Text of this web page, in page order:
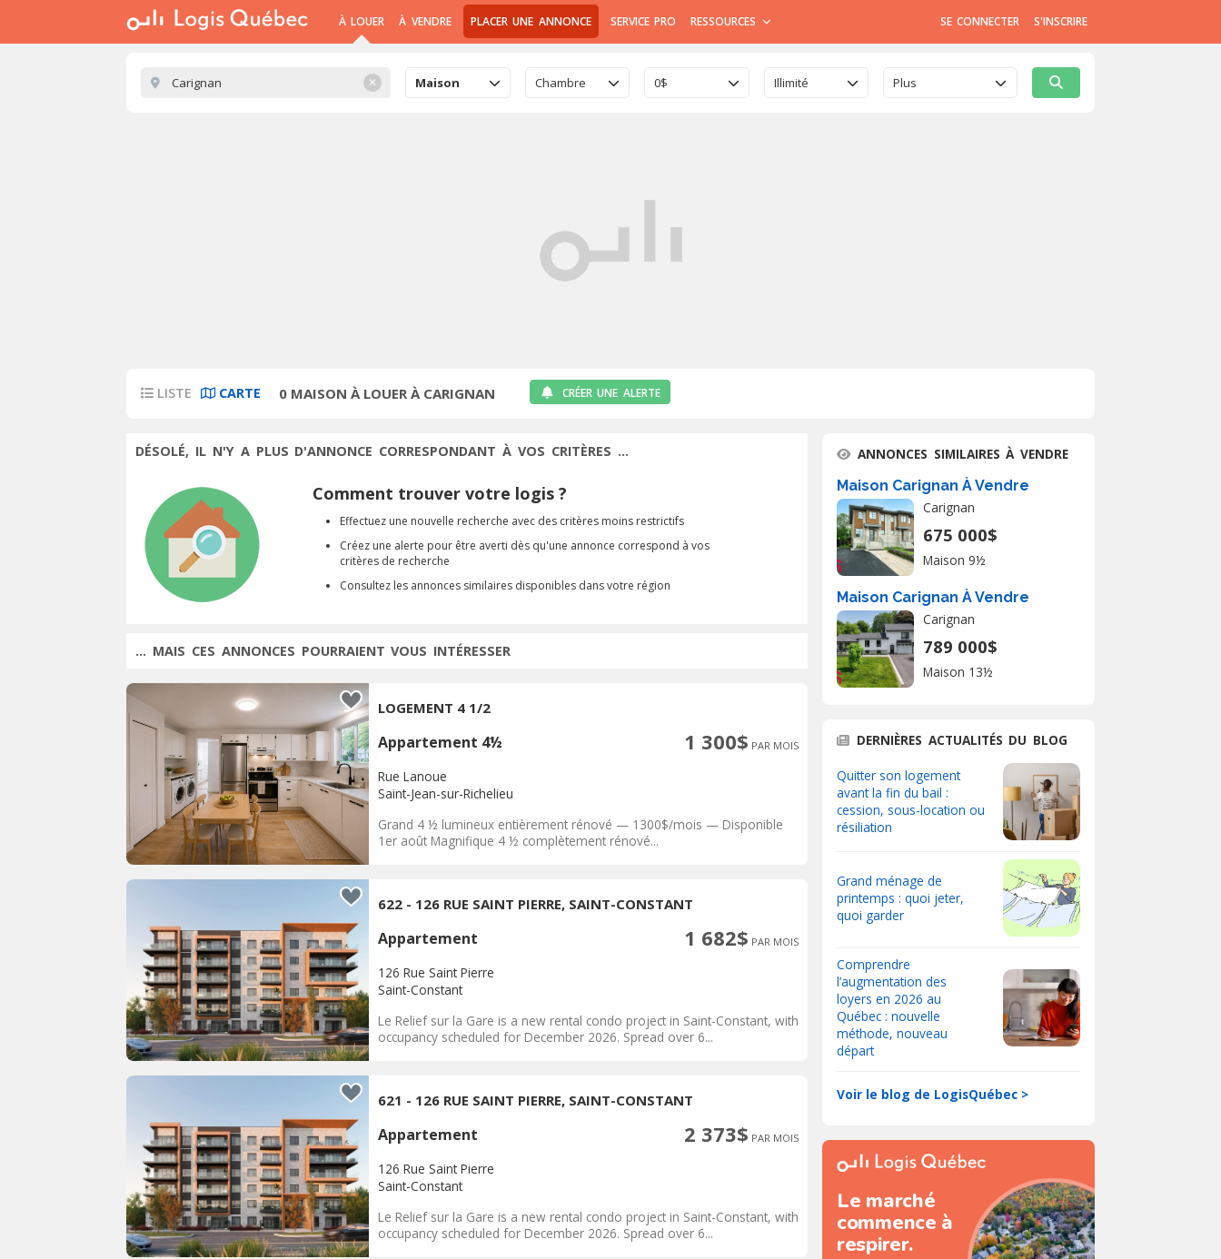
À LOUER À VENDRE PLACER UNE ANNONCE SERVICE PRO RESSOURCES SE CONNECTER S'INSCRIRE
✕ Maison Chambre 0$ Illimité Plus
LISTE CARTE 0 MAISON À LOUER À CARIGNAN CRÉER UNE ALERTE
DÉSOLÉ, IL N'Y A PLUS D'ANNONCE CORRESPONDANT À VOS CRITÈRES ...
Comment trouver votre logis ?
Effectuez une nouvelle recherche avec des critères moins restrictifs
Créez une alerte pour être averti dès qu'une annonce correspond à vos
critères de recherche
Consultez les annonces similaires disponibles dans votre région
... MAIS CES ANNONCES POURRAIENT VOUS INTÉRESSER
LOGEMENT 4 1/2
Appartement 4½ 1 300$ PAR MOIS
Rue Lanoue
Saint-Jean-sur-Richelieu
Grand 4 ½ lumineux entièrement rénové — 1300$/mois — Disponible
1er août Magnifique 4 ½ complètement rénové...
622 - 126 RUE SAINT PIERRE, SAINT-CONSTANT
Appartement 1 682$ PAR MOIS
126 Rue Saint Pierre
Saint-Constant
Le Relief sur la Gare is a new rental condo project in Saint-Constant, with
occupancy scheduled for December 2026. Spread over 6...
621 - 126 RUE SAINT PIERRE, SAINT-CONSTANT
Appartement 2 373$ PAR MOIS
126 Rue Saint Pierre
Saint-Constant
Le Relief sur la Gare is a new rental condo project in Saint-Constant, with
occupancy scheduled for December 2026. Spread over 6...
ANNONCES SIMILAIRES À VENDRE
Maison Carignan À Vendre
Carignan
675 000$
Maison 9½
Maison Carignan À Vendre
Carignan
789 000$
Maison 13½
DERNIÈRES ACTUALITÉS DU BLOG
Quitter son logement
avant la fin du bail :
cession, sous-location ou
résiliation
Grand ménage de
printemps : quoi jeter,
quoi garder
Comprendre
l’augmentation des
loyers en 2026 au
Québec : nouvelle
méthode, nouveau
départ
Voir le blog de LogisQuébec >
Le marché
commence à
respirer.